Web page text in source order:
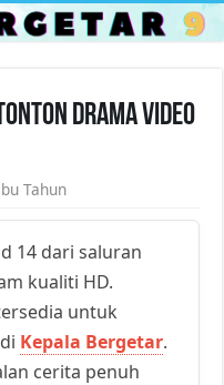
Drama Video
Tahun
14 dari saluran
kualiti HD.
untuk
Kepala Bergetar.
cerita penuh